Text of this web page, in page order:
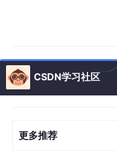
CSDN学习社区
更多推荐